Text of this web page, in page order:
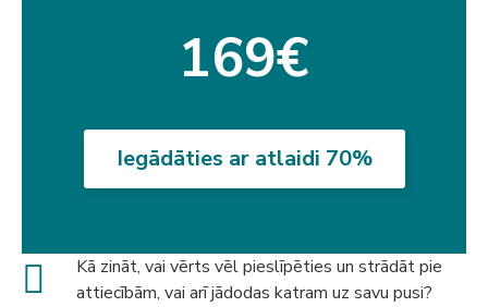
169€
Iegādāties ar atlaidi 70%
Kā zināt, vai vērts vēl pieslīpēties un strādāt pie
attiecībām, vai arī jādodas katram uz savu pusi?